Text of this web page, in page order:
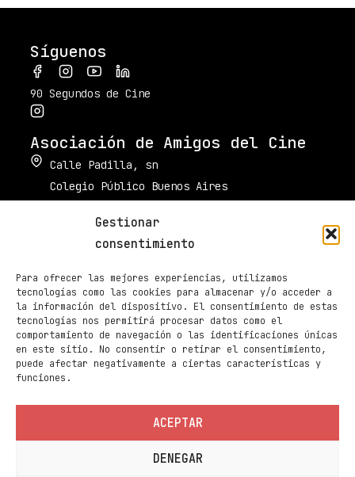
Gestionar
consentimiento
Para ofrecer las mejores experiencias, utilizamos
tecnologías como las cookies para almacenar y/o acceder a
la información del dispositivo. El consentimiento de estas
tecnologías nos permitirá procesar datos como el
comportamiento de navegación o las identificaciones únicas
en este sitio. No consentir o retirar el consentimiento,
puede afectar negativamente a ciertas características y
funciones.
ACEPTAR
DENEGAR
Síguenos
90 Segundos de Cine
Asociación de Amigos del Cine
Calle Padilla, sn
Colegio Público Buenos Aires
muestradecinepalencia@gmail.com
Taquilla de Cines Ortega
979 70 70 88
Páginas
Programación